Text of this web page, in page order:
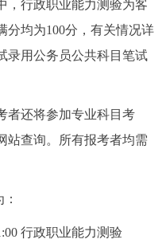
，行政职业能力测验为客
分均为100分，有关情况详
录用公务员公共科目笔试
还将参加专业科目考
站查询。所有报考者均需
行政职业能力测验